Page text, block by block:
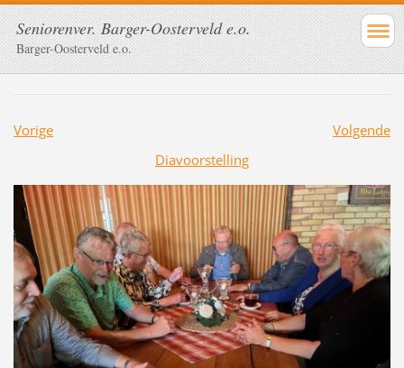
Seniorenver. Barger-Oosterveld e.o.
Barger-Oosterveld e.o.
Vorige
Volgende
Diavoorstelling